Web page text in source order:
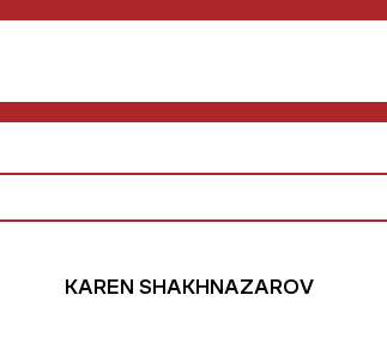
KAREN SHAKHNAZAROV